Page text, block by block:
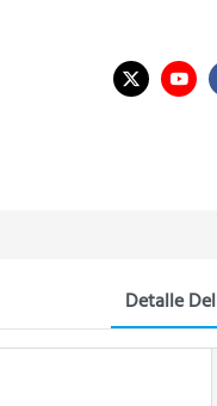
Detalle